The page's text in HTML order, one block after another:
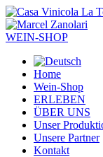
Zum
Inhalt
springen
WEIN-SHOP
Home
Wein-Shop
ERLEBEN
ÜBER UNS
Unser
Unsere Partner
Kontakt